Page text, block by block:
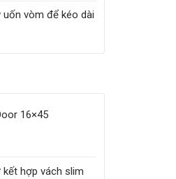
vòm để kéo dài
16×45
hợp vách slim